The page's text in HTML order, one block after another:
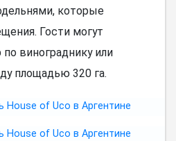
которые
Гости могут
винограднику или
площадью 320 га.